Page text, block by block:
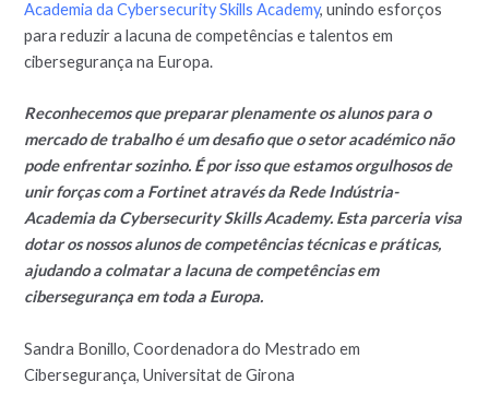
Academia da Cybersecurity Skills Academy, unindo esforços
para reduzir a lacuna de competências e talentos em
cibersegurança na Europa.
Reconhecemos que preparar plenamente os alunos para o
mercado de trabalho é um desafio que o setor académico não
pode enfrentar sozinho. É por isso que estamos orgulhosos de
unir forças com a Fortinet através da Rede Indústria-
Academia da Cybersecurity Skills Academy. Esta parceria visa
dotar os nossos alunos de competências técnicas e práticas,
ajudando a colmatar a lacuna de competências em
cibersegurança em toda a Europa.
Sandra Bonillo, Coordenadora do Mestrado em
Cibersegurança, Universitat de Girona